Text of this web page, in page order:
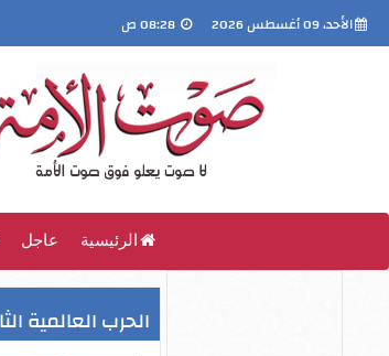
الأحد، 09 أغسطس 2026
الرئيسية عاجل
الحرب العالمية